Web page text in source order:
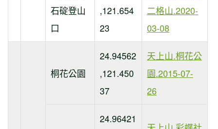
石碇登山
口
,121.654
23
二格山.2020-
03-08
桐花公園
24.94562
,121.450
37
天上山.桐花公
園.2015-07-
26
24.96421